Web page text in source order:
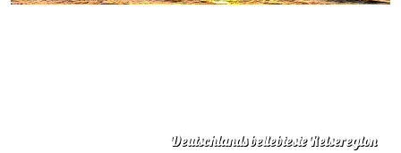
Deutschlands beliebteste Reiseregion